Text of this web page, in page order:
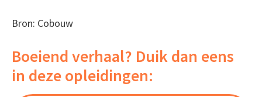
Bron: Cobouw
Boeiend verhaal? Duik dan eens
in deze opleidingen: